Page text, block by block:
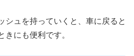
シュを持っていくと、車に戻ると
きにも便利です。